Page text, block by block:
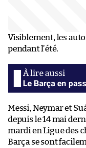
Visiblement, les
pendant l’été.
Le Barça en
Messi, Neymar et
depuis le 14 mai
mardi en Ligue des
Barça se sont